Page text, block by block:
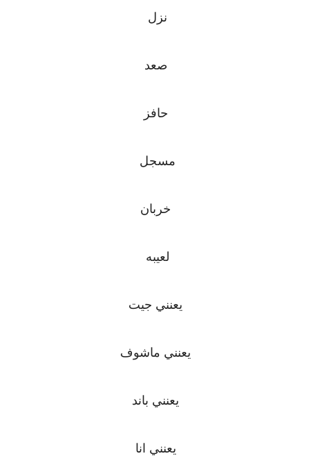
نزل
صعد
حافز
مسجل
خربان
لعيبه
يعنني جيت
يعنني ماشوف
يعنني باند
يعنني انا